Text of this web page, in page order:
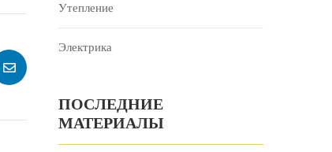
Утепление
Электрика
ПОСЛЕДНИЕ
МАТЕРИАЛЫ